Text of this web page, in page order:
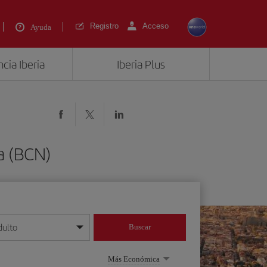
Ayuda Registro Acceso
Iberia Iberia Plus
(BCN)
mes/año
Buscar
Más Económica